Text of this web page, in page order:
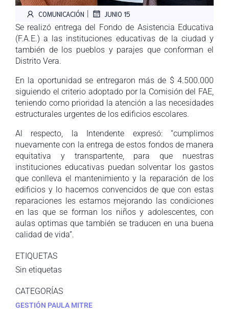
COMUNICACIÓN | JUNIO 15
Se realizó entrega del Fondo de Asistencia Educativa
(F.A.E.) a las instituciones educativas de la ciudad y
también de los pueblos y parajes que conforman el
Distrito Vera.
En la oportunidad se entregaron más de $ 4.500.000
siguiendo el criterio adoptado por la Comisión del FAE,
teniendo como prioridad la atención a las necesidades
estructurales urgentes de los edificios escolares.
Al respecto, la Intendente expresó: “cumplimos
nuevamente con la entrega de estos fondos de manera
equitativa y transpartente, para que nuestras
instituciones educativas puedan solventar los gastos
que conlleva el mantenimiento y la reparación de los
edificios y lo hacemos convencidos de que con estas
reparaciones les estamos mejorando las condiciones
en las que se forman los niños y adolescentes, con
aulas optimas que también se traducen en una buena
calidad de vida”.
ETIQUETAS
Sin etiquetas
CATEGORÍAS
GESTIÓN PAULA MITRE